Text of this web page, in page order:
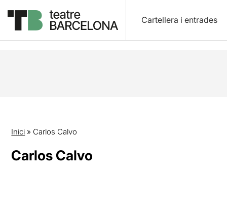
Cartellera i entrades
Inici » Carlos Calvo
Carlos Calvo